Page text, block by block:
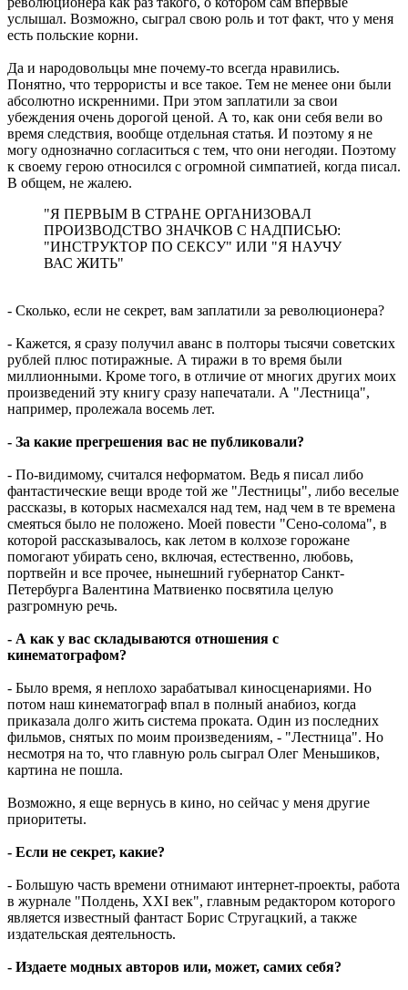
услышал. Возможно, сыграл свою роль и тот факт, что у меня
есть польские корни.
Да и народовольцы мне почему-то всегда нравились.
Понятно, что террористы и все такое. Тем не менее они были
абсолютно искренними. При этом заплатили за свои
убеждения очень дорогой ценой. А то, как они себя вели во
время следствия, вообще отдельная статья. И поэтому я не
могу однозначно согласиться с тем, что они негодяи. Поэтому
к своему герою относился с огромной симпатией, когда писал.
В общем, не жалею.
"Я ПЕРВЫМ В СТРАНЕ ОРГАНИЗОВАЛ
ПРОИЗВОДСТВО ЗНАЧКОВ С НАДПИСЬЮ:
"ИНСТРУКТОР ПО СЕКСУ" ИЛИ "Я НАУЧУ
ВАС ЖИТЬ"
- Сколько, если не секрет, вам заплатили за революционера?
- Кажется, я сразу получил аванс в полторы тысячи советских
рублей плюс потиражные. А тиражи в то время были
миллионными. Кроме того, в отличие от многих других моих
произведений эту книгу сразу напечатали. А "Лестница",
например, пролежала восемь лет.
- За какие прегрешения вас не публиковали?
- По-видимому, считался неформатом. Ведь я писал либо
фантастические вещи вроде той же "Лестницы", либо веселые
рассказы, в которых насмехался над тем, над чем в те времена
смеяться было не положено. Моей повести "Сено-солома", в
которой рассказывалось, как летом в колхозе горожане
помогают убирать сено, включая, естественно, любовь,
портвейн и все прочее, нынешний губернатор Санкт-
Петербурга Валентина Матвиенко посвятила целую
разгромную речь.
- А как у вас складываются отношения с
кинематографом?
- Было время, я неплохо зарабатывал киносценариями. Но
потом наш кинематограф впал в полный анабиоз, когда
приказала долго жить система проката. Один из последних
фильмов, снятых по моим произведениям, - "Лестница". Но
несмотря на то, что главную роль сыграл Олег Меньшиков,
картина не пошла.
Возможно, я еще вернусь в кино, но сейчас у меня другие
приоритеты.
- Если не секрет, какие?
- Большую часть времени отнимают интернет-проекты, работа
в журнале "Полдень, XXI век", главным редактором которого
является известный фантаст Борис Стругацкий, а также
издательская деятельность.
- Издаете модных авторов или, может, самих себя?